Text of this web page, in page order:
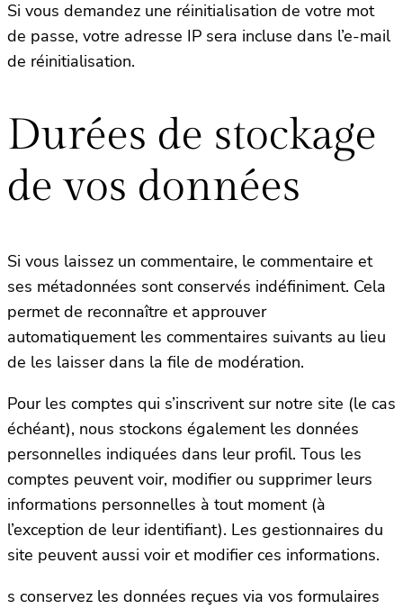
Si vous demandez une réinitialisation de votre mot
de passe, votre adresse IP sera incluse dans l’e-mail
de réinitialisation.
Durées de stockage
de vos données
Si vous laissez un commentaire, le commentaire et
ses métadonnées sont conservés indéfiniment. Cela
permet de reconnaître et approuver
automatiquement les commentaires suivants au lieu
de les laisser dans la file de modération.
Pour les comptes qui s’inscrivent sur notre site (le cas
échéant), nous stockons également les données
personnelles indiquées dans leur profil. Tous les
comptes peuvent voir, modifier ou supprimer leurs
informations personnelles à tout moment (à
l’exception de leur identifiant). Les gestionnaires du
site peuvent aussi voir et modifier ces informations.
s conservez les données reçues via vos formulaires